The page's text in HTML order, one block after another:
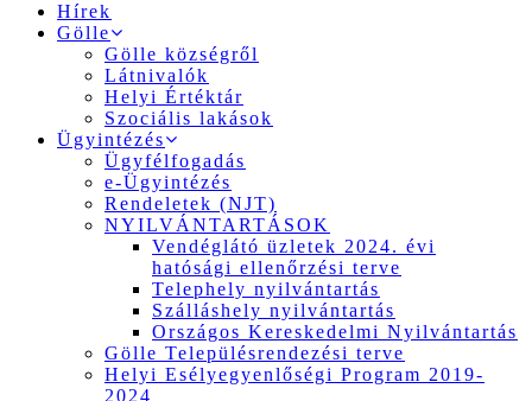
Hírek
Gölle
Gölle községről
Látnivalók
Helyi Értéktár
Szociális lakások
Ügyintézés
Ügyfélfogadás
e-Ügyintézés
Rendeletek (NJT)
NYILVÁNTARTÁSOK
Vendéglátó üzletek 2024. évi
hatósági ellenőrzési terve
Telephely nyilvántartás
Szálláshely nyilvántartás
Országos Kereskedelmi Nyilvántartás
Gölle Településrendezési terve
Helyi Esélyegyenlőségi Program 2019-
2024